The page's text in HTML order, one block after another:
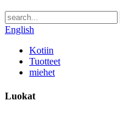
English
Kotiin
Tuotteet
miehet
Luokat